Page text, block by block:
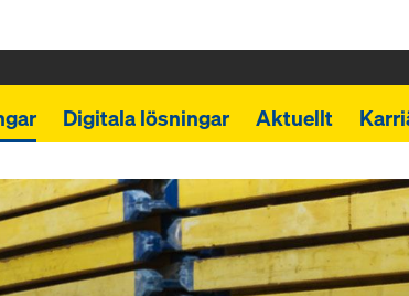
Digitala lösningar Aktuellt